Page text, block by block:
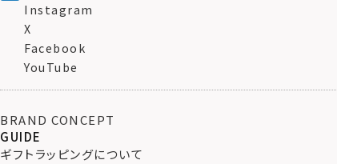
Instagram
X
Facebook
YouTube
BRAND CONCEPT
GUIDE
ギフトラッピングについて